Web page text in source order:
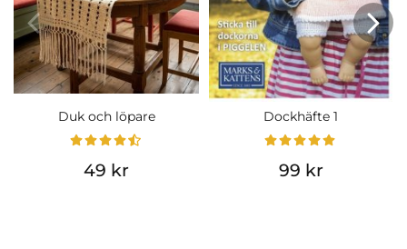
Duk och löpare
49 kr
Dockhäfte 1
99 kr